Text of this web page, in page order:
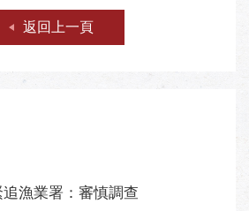
返回上一頁
漁業署：審慎調查